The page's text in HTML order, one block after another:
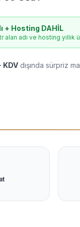
+ Hosting DAHİL
alan adı ve hosting yıllık
KDV dışında sürpriz